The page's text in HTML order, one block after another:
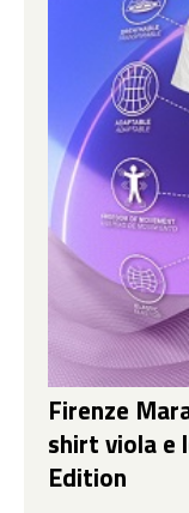
Firenze
shirt viola e
Edition